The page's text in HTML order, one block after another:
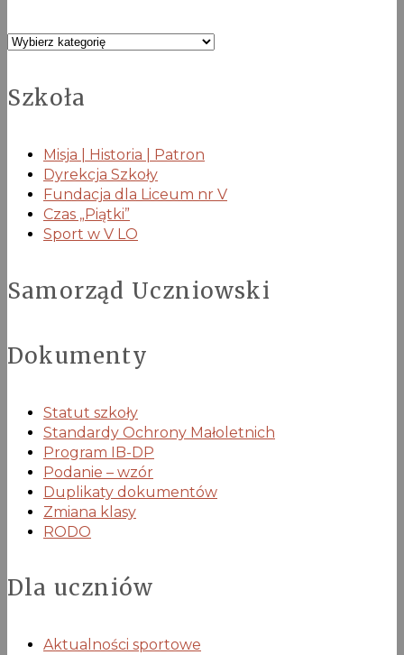
Kategorie
Szkoła
Misja | Historia | Patron
Dyrekcja Szkoły
Fundacja dla Liceum nr V
Czas „Piątki”
Sport w V LO
Samorząd Uczniowski
Dokumenty
Statut szkoły
Standardy Ochrony Małoletnich
Program IB-DP
Podanie – wzór
Duplikaty dokumentów
Zmiana klasy
RODO
Dla uczniów
Aktualności sportowe